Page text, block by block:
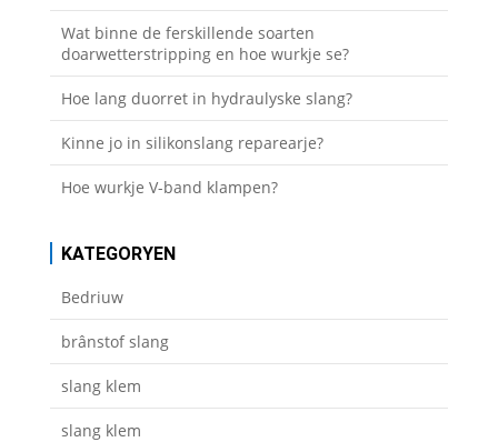
Wat binne de ferskillende soarten
doarwetterstripping en hoe wurkje se?
Hoe lang duorret in hydraulyske slang?
Kinne jo in silikonslang reparearje?
Hoe wurkje V-band klampen?
KATEGORYEN
Bedriuw
brânstof slang
slang klem
slang klem